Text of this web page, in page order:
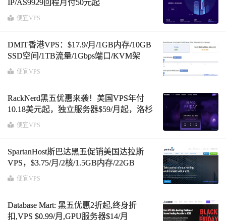
IP/AS9929回程月付50元起
便宜VPS
DMIT香港VPS：$17.9/月/1GB内存/10GB
SSD空间/1TB流量/1Gbps端口/KVM架
构，国内优化路由
便宜VPS
RackNerd黑五优惠来袭！美国VPS年付
10.18美元起，独立服务器$59/月起，洛杉
矶/圣何塞/犹他州等多机房
便宜VPS
SpartanHost斯巴达黑五促销美国达拉斯
VPS，$3.75/月/2核/1.5GB内存/22GB
NVMe空间/2.5TB流量/10Gbps端
便宜VPS
Database Mart: 黑五优惠2折起,终身折
扣,VPS $0.99/月,GPU服务器$14/月